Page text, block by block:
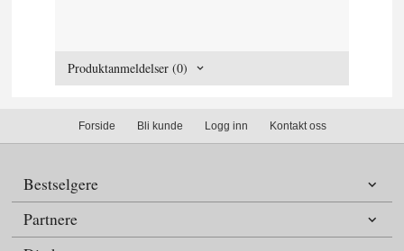
Produktanmeldelser (0)
Forside Bli kunde Logg inn Kontakt oss
Bestselgere
Partnere